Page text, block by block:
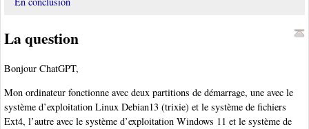
La question
Bonjour ChatGPT,
Mon ordinateur fonctionne avec deux partitions de démarrage, une avec le
système d’exploitation Linux Debian13 (trixie) et le système de fichiers
Ext4, l’autre avec le système d’exploitation Windows 11 et le système de